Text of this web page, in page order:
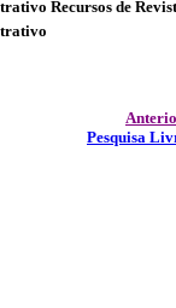
Recursos de
Pesquisa